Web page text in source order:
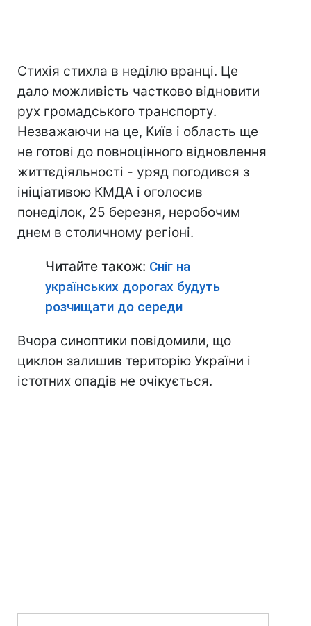
Стихія стихла в неділю вранці. Це
дало можливість частково відновити
рух громадського транспорту.
Незважаючи на це, Київ і область ще
не готові до повноцінного відновлення
життєдіяльності - уряд погодився з
ініціативою КМДА і оголосив
понеділок, 25 березня, неробочим
днем в столичному регіоні.
Читайте також: Сніг на
українських дорогах будуть
розчищати до середи
Вчора синоптики повідомили, що
циклон залишив територію України і
істотних опадів не очікується.